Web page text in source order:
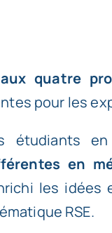
quatre
pour les
en
en
les idées
RSE.